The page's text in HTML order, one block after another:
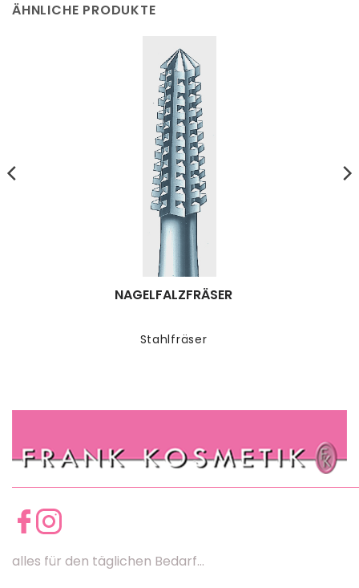
ÄHNLICHE PRODUKTE
Stahlfräser
NAGELFALZFRÄSER
alles für den täglichen Bedarf...